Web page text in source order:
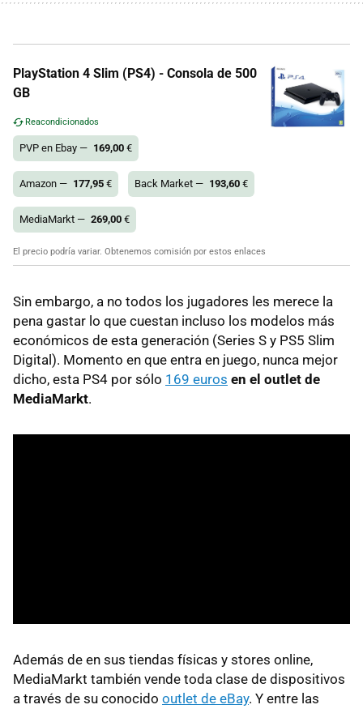
PlayStation 4 Slim (PS4) - Consola de 500
GB
Reacondicionados
PVP en Ebay — 169,00 €
Amazon — 177,95 € Back Market — 193,60 €
MediaMarkt — 269,00 €
El precio podría variar. Obtenemos comisión por estos enlaces
Sin embargo, a no todos los jugadores les merece la
pena gastar lo que cuestan incluso los modelos más
económicos de esta generación (Series S y PS5 Slim
Digital). Momento en que entra en juego, nunca mejor
dicho, esta PS4 por sólo 169 euros en el outlet de
MediaMarkt.
Además de en sus tiendas físicas y stores online,
MediaMarkt también vende toda clase de dispositivos
a través de su conocido outlet de eBay. Y entre las